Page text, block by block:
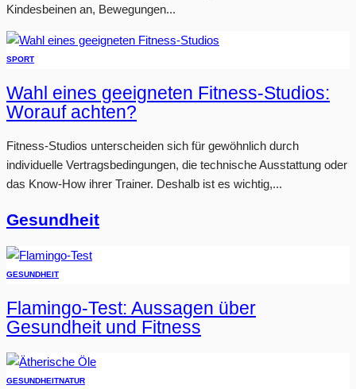
Kindesbeinen an, Bewegungen...
SPORT
Wahl eines geeigneten Fitness-Studios:
Worauf achten?
Fitness-Studios unterscheiden sich für gewöhnlich durch
individuelle Vertragsbedingungen, die technische Ausstattung oder
das Know-How ihrer Trainer. Deshalb ist es wichtig,...
Gesundheit
GESUNDHEIT
Flamingo-Test: Aussagen über
Gesundheit und Fitness
GESUNDHEITNATUR